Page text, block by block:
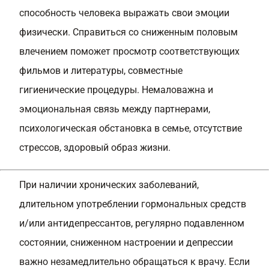
способность человека выражать свои эмоции
физически. Справиться со сниженным половым
влечением поможет просмотр соответствующих
фильмов и литературы, совместные
гигиенические процедуры. Немаловажна и
эмоциональная связь между партнерами,
психологическая обстановка в семье, отсутствие
стрессов, здоровый образ жизни.
При наличии хронических заболеваний,
длительном употреблении гормональных средств
и/или антидепрессантов, регулярно подавленном
состоянии, сниженном настроении и депрессии
важно незамедлительно обращаться к врачу. Если